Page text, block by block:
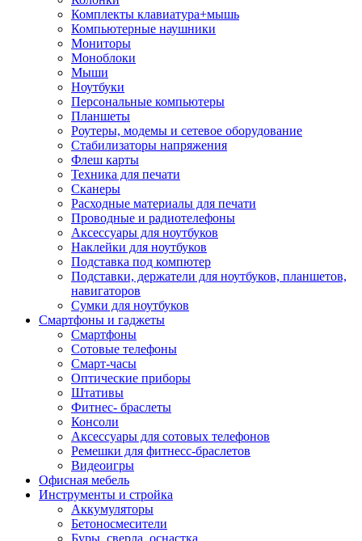
Комплекты клавиатура+мышь
Компьютерные наушники
Мониторы
Моноблоки
Мыши
Ноутбуки
Персональные компьютеры
Планшеты
Роутеры, модемы и сетевое оборудование
Стабилизаторы напряжения
Флеш карты
Техника для печати
Сканеры
Расходные материалы для печати
Проводные и радиотелефоны
Аксессуары для ноутбуков
Наклейки для ноутбуков
Подставка под компютер
Подставки, держатели для ноутбуков, планшетов,
навигаторов
Сумки для ноутбуков
Смартфоны и гаджеты
Смартфоны
Сотовые телефоны
Смарт-часы
Оптические приборы
Штативы
Фитнес- браслеты
Консоли
Аксессуары для сотовых телефонов
Ремешки для фитнесс-браслетов
Видеоигры
Офисная мебель
Инструменты и стройка
Аккумуляторы
Бетоносмесители
Буры, сверла, оснастка